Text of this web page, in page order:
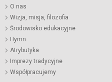
O nas
Wizja, misja, filozofia
Środowisko edukacyjne
Hymn
Atrybutyka
Imprezy tradycyjne
Współpracujemy